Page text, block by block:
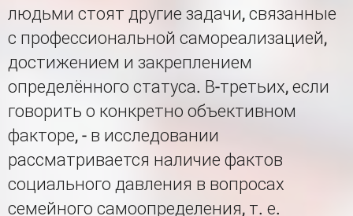
людьми стоят другие задачи, связанные
с профессиональной самореализацией,
достижением и закреплением
определённого статуса. В-третьих, если
говорить о конкретно объективном
факторе, - в исследовании
рассматривается наличие фактов
социального давления в вопросах
семейного самоопределения, т. е.